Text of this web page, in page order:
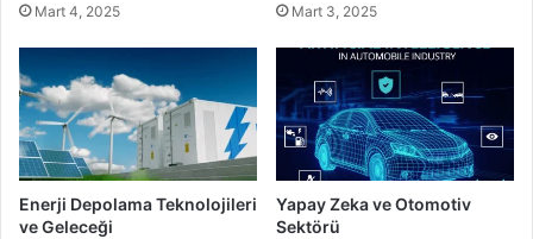
Mart 4, 2025 Mart 3, 2025
Enerji Depolama Teknolojileri
ve Geleceği
Yapay Zeka ve Otomotiv
Sektörü